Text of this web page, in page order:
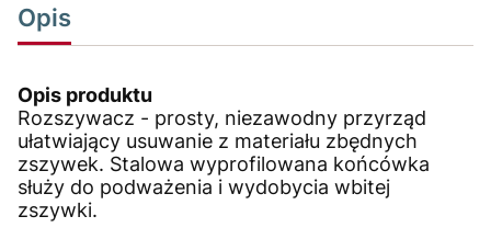
Opis
Opis produktu
Rozszywacz - prosty, niezawodny przyrząd
ułatwiający usuwanie z materiału zbędnych
zszywek. Stalowa wyprofilowana końcówka
służy do podważenia i wydobycia wbitej
zszywki.